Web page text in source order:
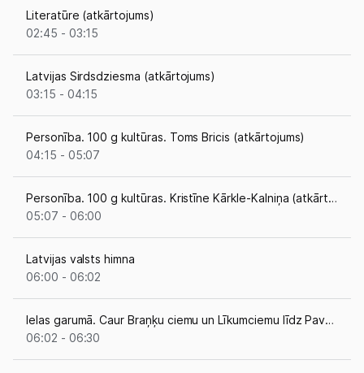
Mobilais internets 15,99 €
Literatūre (atkārtojums)
02:45 - 03:15
Latvijas Sirdsdziesma (atkārtojums)
03:15 - 04:15
Personība. 100 g kultūras. Toms Bricis (atkārtojums)
04:15 - 05:07
Personība. 100 g kultūras. Kristīne Kārkle-Kalniņa (atkārtojums)
05:07 - 06:00
Latvijas valsts himna
06:00 - 06:02
Ielas garumā. Caur Braņķu ciemu un Līkumciemu līdz Pavasariem (atkārtojums)
06:02 - 06:30